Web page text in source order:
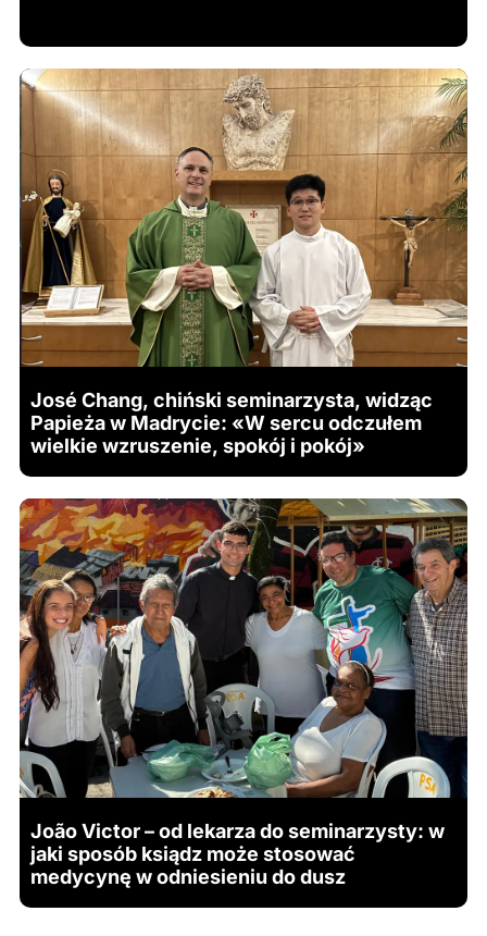
José Chang, chiński seminarzysta, widząc
Papieża w Madrycie: «W sercu odczułem
wielkie wzruszenie, spokój i pokój»
João Victor – od lekarza do seminarzysty: w
jaki sposób ksiądz może stosować
medycynę w odniesieniu do dusz